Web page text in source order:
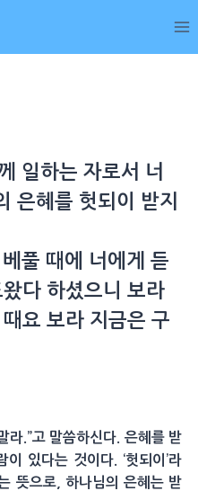
일하는 자로서 너
은혜를 헛되이 받지
풀 때에 너에게 듣
다 하셨으니 보라
요 보라 지금은 구
라.”고 말씀하신다. 은혜를 받
있다는 것이다. ‘헛되이’라
뜻으로, 하나님의 은혜는 받